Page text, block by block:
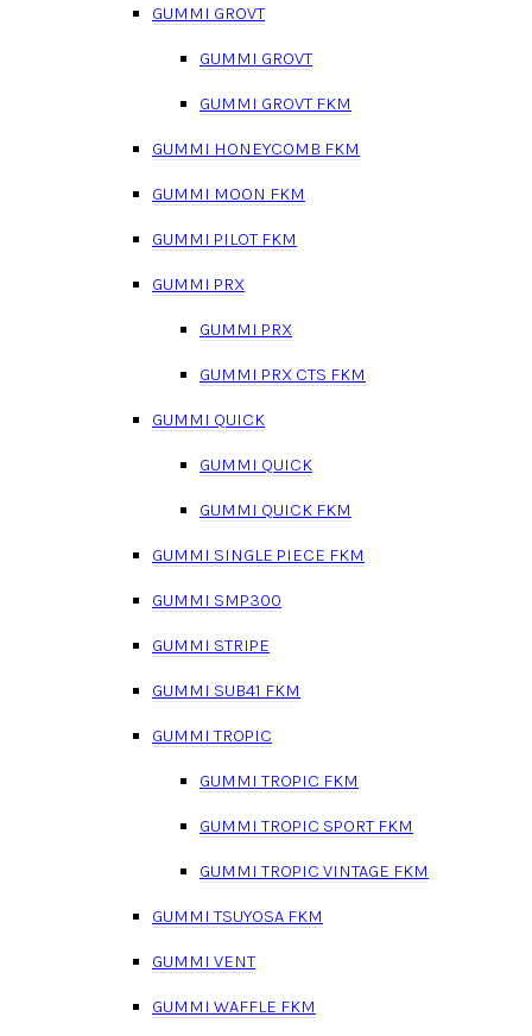
GUMMI GROVT
GUMMI GROVT
GUMMI GROVT FKM
GUMMI HONEYCOMB FKM
GUMMI MOON FKM
GUMMI PILOT FKM
GUMMI PRX
GUMMI PRX
GUMMI PRX CTS FKM
GUMMI QUICK
GUMMI QUICK
GUMMI QUICK FKM
GUMMI SINGLE PIECE FKM
GUMMI SMP300
GUMMI STRIPE
GUMMI SUB41 FKM
GUMMI TROPIC
GUMMI TROPIC FKM
GUMMI TROPIC SPORT FKM
GUMMI TROPIC VINTAGE FKM
GUMMI TSUYOSA FKM
GUMMI VENT
GUMMI WAFFLE FKM